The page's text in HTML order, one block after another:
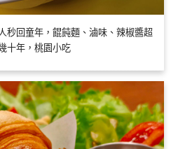
秒回童年，餛飩麵、滷味、辣椒醬超
十年，桃園小吃